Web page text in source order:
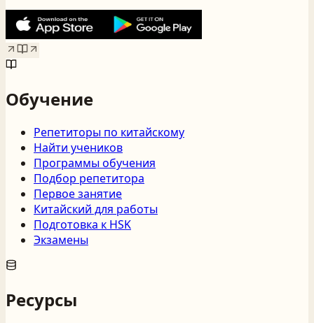
Обучение
Репетиторы по китайскому
Найти учеников
Программы обучения
Подбор репетитора
Первое занятие
Китайский для работы
Подготовка к HSK
Экзамены
Ресурсы